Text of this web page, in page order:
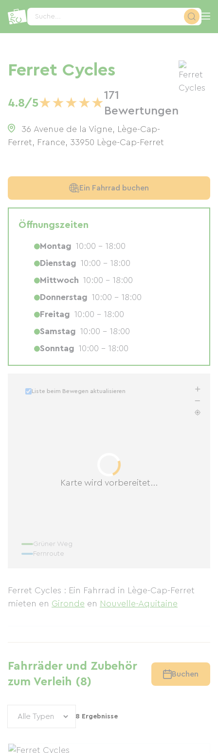
Suche...
Ferret Cycles
4.8/5★★★★★
171
Bewertungen
36 Avenue de la Vigne, Lège-Cap-
Ferret, France, 33950 Lège-Cap-Ferret
Karte wird vorbereitet...
Liste beim Bewegen aktualisieren
Grüner Weg
Fernroute
Ferret Cycles : Ein Fahrrad in Lège-Cap-Ferret
mieten en Gironde en Nouvelle-Aquitaine
Fahrräder und Zubehör
zum Verleih (8)
Buchen
8 Ergebnisse
Ein Fahrrad buchen
Öffnungszeiten
Montag 10:00 - 18:00
Dienstag 10:00 - 18:00
Mittwoch 10:00 - 18:00
Donnerstag 10:00 - 18:00
Freitag 10:00 - 18:00
Samstag 10:00 - 18:00
Sonntag 10:00 - 18:00
Cookie-Einstellungen